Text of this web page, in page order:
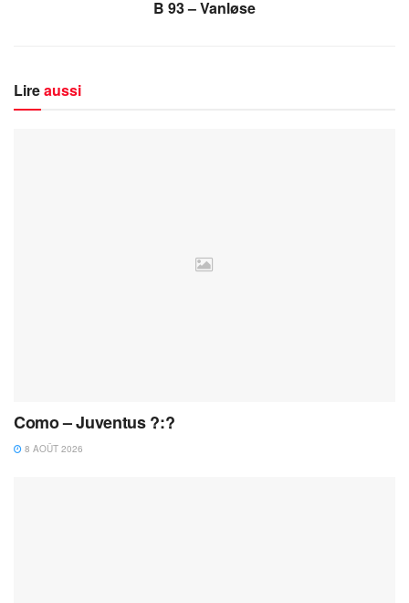
B 93 – Vanløse
Lireaussi
Como – Juventus ?:?
8 AOÛT 2026